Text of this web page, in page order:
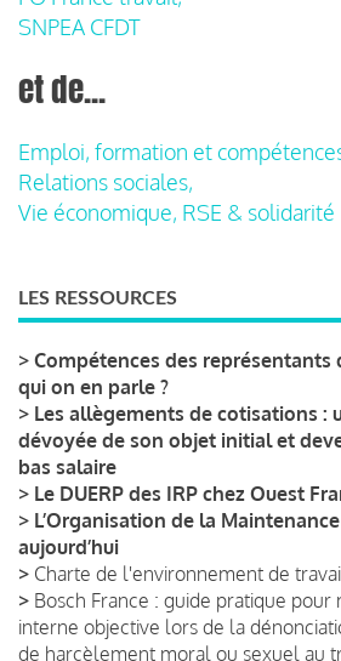
SNPEA CFDT
et de...
Emploi, formation et
Relations sociales,
Vie économique, RSE & solidarité
LES RESSOURCES
> Compétences des représentants
qui on en parle ?
> Les allègements de cotisations :
dévoyée de son objet initial et
bas salaire
> Le DUERP des IRP chez Ouest
> L’Organisation de la
aujourd’hui
> Charte de l'environnement de
> Bosch France : guide pratique
interne objective lors de la
de harcèlement moral ou sexuel au